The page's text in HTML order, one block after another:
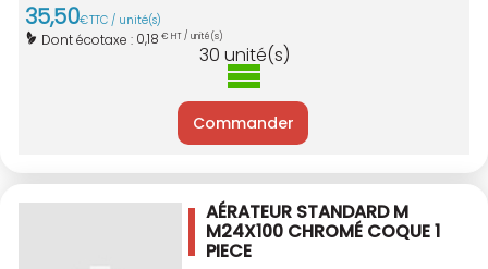
35,50€TTC / unité(s)
Dont écotaxe : 0,18 € HT / unité(s)
30 unité(s)
Commander
AÉRATEUR STANDARD M
M24X100 CHROMÉ COQUE 1
PIECE